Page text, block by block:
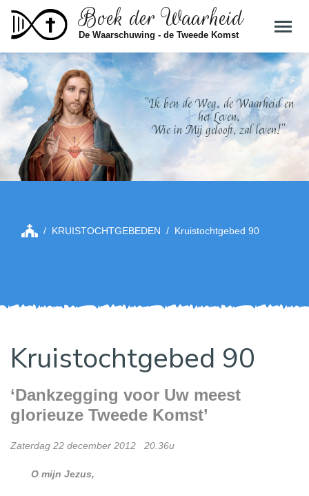
Skip to main contentBoek der Waarheid
De Waarschuwing - de Tweede Komst
"Ik ben de Weg, de Waarheid en
het Leven.
Wie in Mij gelooft, zal leven!"
KRUISTOCHTGEBEDEN Kruistochtgebed 90
Kruistochtgebed 90
‘Dankzegging voor Uw meest
glorieuze Tweede Komst’
Zaterdag 22 december 2012 20.36u
O mijn Jezus,